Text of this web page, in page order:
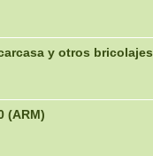
y otros bricolajes
(ARM)